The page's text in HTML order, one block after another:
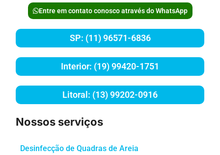
Entre em contato conosco através do WhatsApp
SP: (11) 96571-6836
Interior: (19) 99420-1751
Litoral: (13) 99202-0916
Nossos serviços
Desinfecção de Quadras de Areia